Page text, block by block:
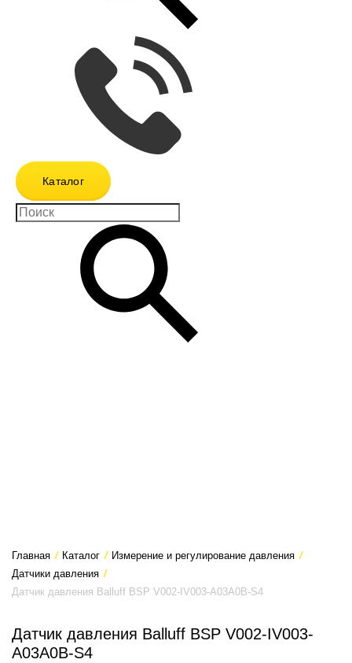
Каталог
Главная / Каталог / Измерение и регулирование давления /
Датчики давления /
Датчик давления Balluff BSP V002-IV003-A03A0B-S4
Датчик давления Balluff BSP V002-IV003-
A03A0B-S4